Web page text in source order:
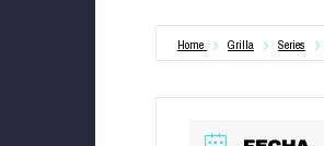
Home Grilla Series